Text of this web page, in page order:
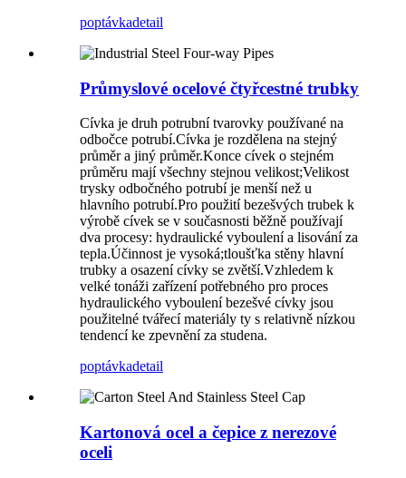
poptávkadetail
Průmyslové ocelové čtyřcestné trubky
Cívka je druh potrubní tvarovky používané na
odbočce potrubí.Cívka je rozdělena na stejný
průměr a jiný průměr.Konce cívek o stejném
průměru mají všechny stejnou velikost;Velikost
trysky odbočného potrubí je menší než u
hlavního potrubí.Pro použití bezešvých trubek k
výrobě cívek se v současnosti běžně používají
dva procesy: hydraulické vyboulení a lisování za
tepla.Účinnost je vysoká;tloušťka stěny hlavní
trubky a osazení cívky se zvětší.Vzhledem k
velké tonáži zařízení potřebného pro proces
hydraulického vyboulení bezešvé cívky jsou
použitelné tvářecí materiály ty s relativně nízkou
tendencí ke zpevnění za studena.
poptávkadetail
Kartonová ocel a čepice z nerezové
oceli